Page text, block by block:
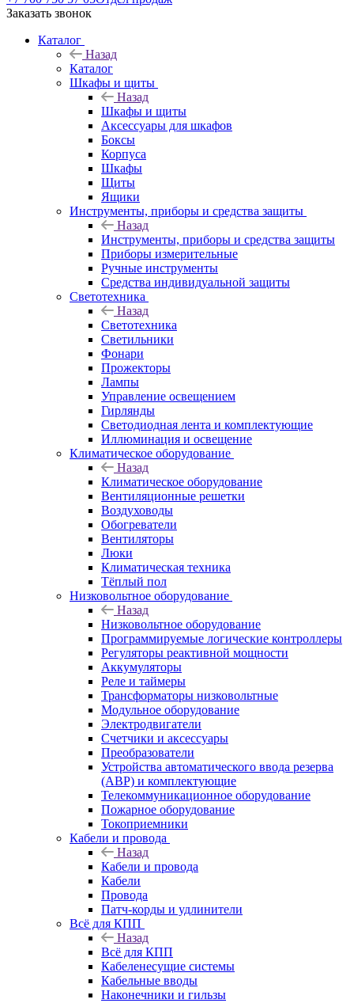
Заказать звонок
Каталог
Назад
Каталог
Шкафы и щиты
Назад
Шкафы и щиты
Аксессуары для шкафов
Боксы
Корпуса
Шкафы
Щиты
Ящики
Инструменты, приборы и средства защиты
Назад
Инструменты, приборы и средства защиты
Приборы измерительные
Ручные инструменты
Средства индивидуальной защиты
Светотехника
Назад
Светотехника
Светильники
Фонари
Прожекторы
Лампы
Управление освещением
Гирлянды
Светодиодная лента и комплектующие
Иллюминация и освещение
Климатическое оборудование
Назад
Климатическое оборудование
Вентиляционные решетки
Воздуховоды
Обогреватели
Вентиляторы
Люки
Климатическая техника
Тёплый пол
Низковольтное оборудование
Назад
Низковольтное оборудование
Программируемые логические контроллеры
Регуляторы реактивной мощности
Аккумуляторы
Реле и таймеры
Трансформаторы низковольтные
Модульное оборудование
Электродвигатели
Счетчики и аксессуары
Преобразователи
Устройства автоматического ввода резерва
(АВР) и комплектующие
Телекоммуникационное оборудование
Пожарное оборудование
Токоприемники
Кабели и провода
Назад
Кабели и провода
Кабели
Провода
Патч-корды и удлинители
Всё для КПП
Назад
Всё для КПП
Кабеленесущие системы
Кабельные вводы
Наконечники и гильзы